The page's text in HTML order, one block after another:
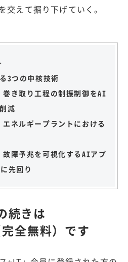
交えて掘り下げていく。
3つの中核技術
き取り工程の制振制御をAI
減
ネルギープラントにおける
障予兆を可視化するAIアプ
先回り
続きは
全無料）です